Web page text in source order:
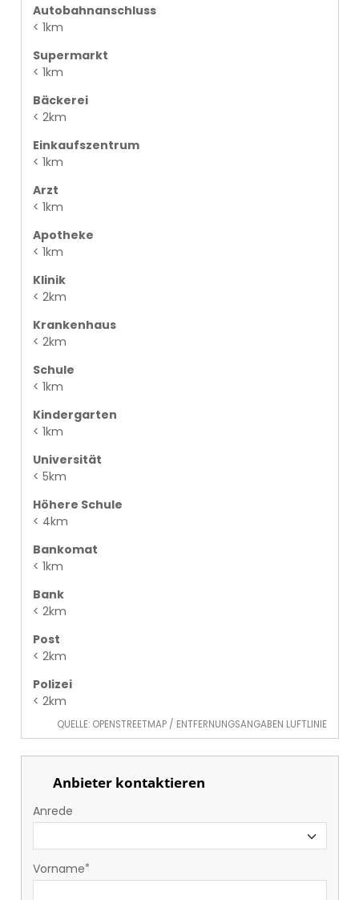
Autobahnanschluss
< 1km
Supermarkt
< 1km
Bäckerei
< 2km
Einkaufszentrum
< 1km
Arzt
< 1km
Apotheke
< 1km
Klinik
< 2km
Krankenhaus
< 2km
Schule
< 1km
Kindergarten
< 1km
Universität
< 5km
Höhere Schule
< 4km
Bankomat
< 1km
Bank
< 2km
Post
< 2km
Polizei
< 2km
QUELLE: OPENSTREETMAP / ENTFERNUNGSANGABEN LUFTLINIE
Anbieter kontaktieren
Anrede
Vorname